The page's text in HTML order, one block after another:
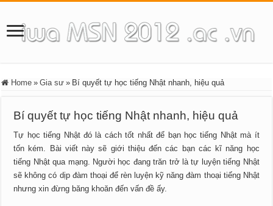
Home » Gia sư » Bí quyết tự học tiếng Nhật nhanh, hiệu quả
Bí quyết tự học tiếng Nhật nhanh, hiệu quả
Tự học tiếng Nhật đó là cách tốt nhất để bạn học tiếng Nhật mà ít
tốn kém. Bài viết này sẽ giới thiệu đến các bạn các kĩ năng học
tiếng Nhật qua mạng. Người học đang trăn trở là tự luyện tiếng Nhật
sẽ không có dịp đàm thoại để rèn luyện kỹ năng đàm thoại tiếng Nhật
nhưng xin đừng băng khoăn đến vấn đề ấy.